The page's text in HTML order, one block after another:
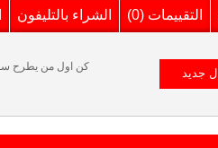
التقييمات (0) الشراء بالتليفون
كن اول من يطرح